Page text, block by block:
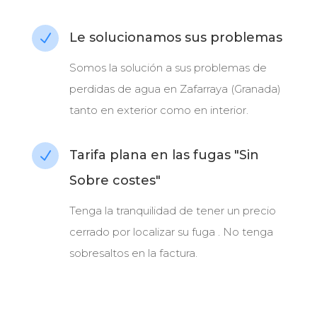
N Le solucionamos sus problemas
Somos la solución a sus problemas de
perdidas de agua en Zafarraya (Granada)
tanto en exterior como en interior.
N
Tarifa plana en las fugas "Sin
Sobre costes"
Tenga la tranquilidad de tener un precio
cerrado por localizar su fuga . No tenga
sobresaltos en la factura.